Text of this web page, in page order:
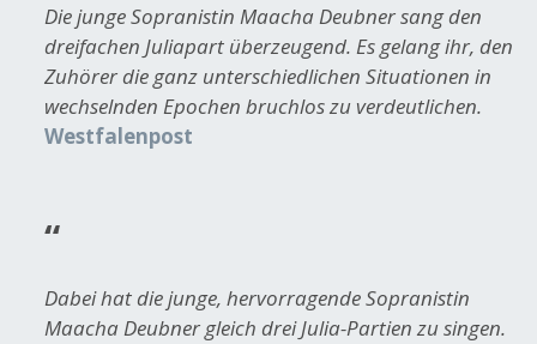
Die junge Sopranistin Maacha Deubner sang den
dreifachen Juliapart überzeugend. Es gelang ihr, den
Zuhörer die ganz unterschiedlichen Situationen in
wechselnden Epochen bruchlos zu verdeutlichen.
Westfalenpost
Dabei hat die junge, hervorragende Sopranistin
Maacha Deubner gleich drei Julia-Partien zu singen.